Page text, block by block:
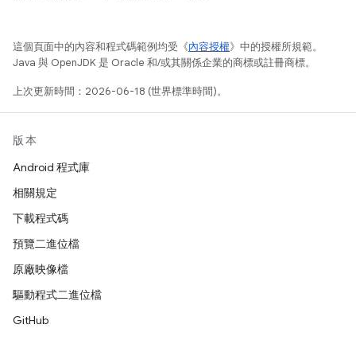
這個頁面中的內容和程式碼範例均受《內容授權》中的授權所規範。
Java 與 OpenJDK 是 Oracle 和/或其關係企業的商標或註冊商標。
上次更新時間：2026-06-18 (世界標準時間)。
版本
Android 程式庫
相關規定
下載程式碼
預覽二進位檔
原廠映像檔
驅動程式二進位檔
GitHub